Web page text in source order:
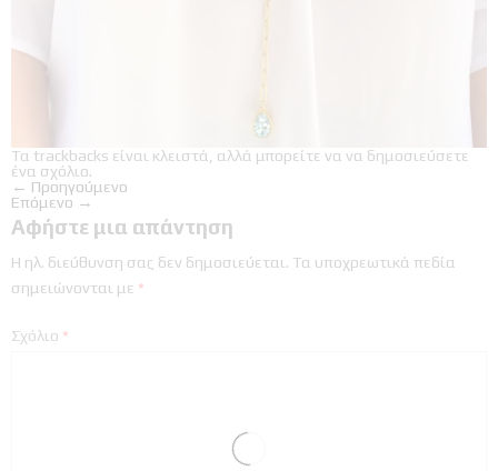
Τα trackbacks είναι κλειστά, αλλά μπορείτε να να δημοσιεύσετε
ένα σχόλιο.
← Προηγούμενο
Επόμενο →
Αφήστε μια απάντηση
Η ηλ. διεύθυνση σας δεν δημοσιεύεται. Τα υποχρεωτικά πεδία
σημειώνονται με *
Σχόλιο *